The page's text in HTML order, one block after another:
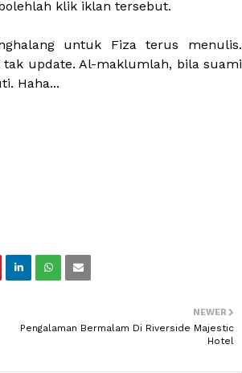
klik iklan tersebut.
untuk Fiza terus menulis.
update. Al-maklumlah, bila suami
Haha...
NEWER
Pengalaman Bermalam Di Riverside Majestic
Hotel